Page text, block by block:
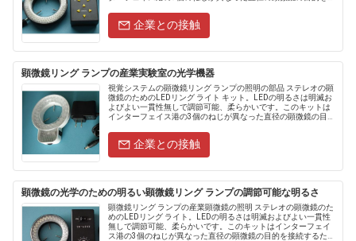
はA....
企業との接触
顕微鏡リング ランプの産業実験室の光学機器
視覚システムの顕微鏡リング ランプの照明の部品 ステレオの顕
微鏡のためのLEDリング ライト キット。LEDの明るさは明滅お
よびよい一貫性無しで調節可能、柔らかいです。このキットは
インターフェイス港の3個のねじが異なった直径の顕微鏡の目的
電圧....
企業との接触
顕微鏡の光学のための明るい顕微鏡リング ランプの調節可能な明るさ
顕微鏡リング ランプの産業顕微鏡の照明 ステレオの顕微鏡のた
めのLEDリング ライト。LEDの明るさは明滅およびよい一貫性
無しで調節可能、柔らかいです。このキットはインターフェイ
ス港の3個のねじが異なった直径の顕微鏡の目的を接続するため